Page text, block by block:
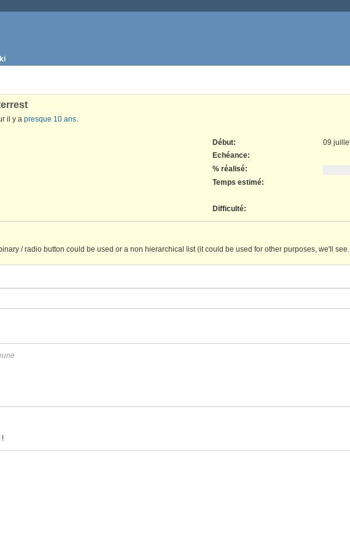
il y a presque 10 ans.
Début:
09
Echéance:
% réalisé:
Temps estimé:
Difficulté:
/ radio button could be used or a non hierarchical list (it could be used for other purposes, we'll
!